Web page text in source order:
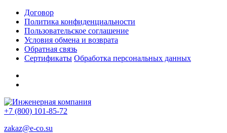
Договор
Политика конфиденциальности
Пользовательское соглашение
Условия обмена и возврата
Обратная связь
Сертификаты Обработка персональных данных
+7 (800) 101-85-72
zakaz@e-co.su